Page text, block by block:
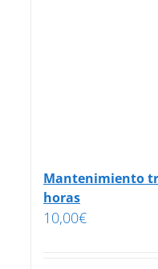
Mantenimiento
horas
10,00€